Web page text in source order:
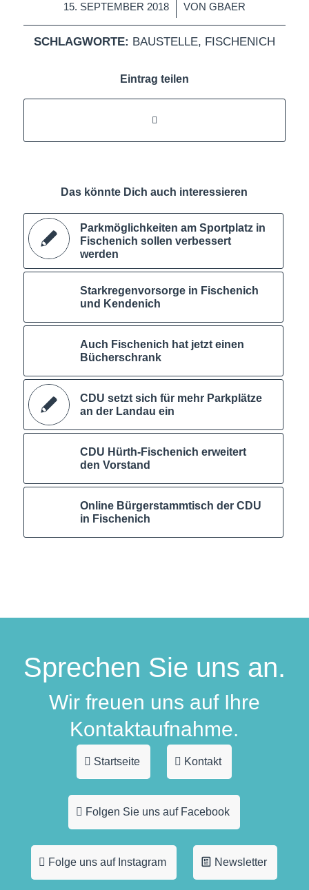
15. SEPTEMBER 2018
/ VON GBAER
SCHLAGWORTE: BAUSTELLE, FISCHENICH
Eintrag teilen
Das könnte Dich auch interessieren
Parkmöglichkeiten am Sportplatz in
Fischenich sollen verbessert
werden
Starkregenvorsorge in Fischenich
und Kendenich
Auch Fischenich hat jetzt einen
Bücherschrank
CDU setzt sich für mehr Parkplätze
an der Landau ein
CDU Hürth-Fischenich erweitert
den Vorstand
Online Bürgerstammtisch der CDU
in Fischenich
Sprechen Sie uns an.
Wir freuen uns auf Ihre
Kontaktaufnahme.
Startseite Kontakt
Folgen Sie uns auf Facebook
Folge uns auf Instagram Newsletter